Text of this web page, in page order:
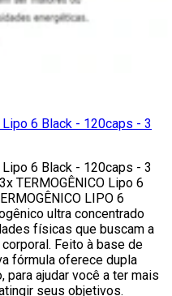
6 Black - 120caps - 3
6 Black - 120caps - 3
TERMOGÊNICO Lipo 6
LIPO 6
ultra concentrado
físicas que buscam a
Feito à base de
fórmula oferece dupla
para ajudar você a ter mais
seus objetivos.